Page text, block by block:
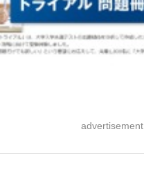
advertisement